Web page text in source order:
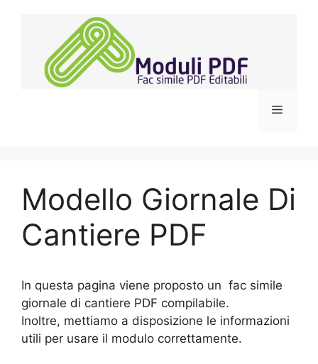
Menu
Modello Giornale Di
Cantiere PDF
In questa pagina viene proposto un fac simile
giornale di cantiere PDF compilabile.
Inoltre, mettiamo a disposizione le informazioni
utili per usare il modulo correttamente.